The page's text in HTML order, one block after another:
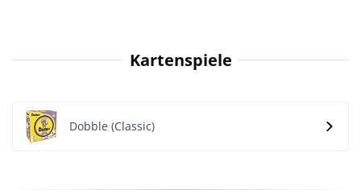
Kartenspiele
Dobble (Classic)